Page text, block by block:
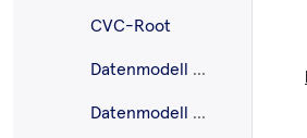
CVC-Root
Datenmodell E-Rezept
Datenmodell ePA